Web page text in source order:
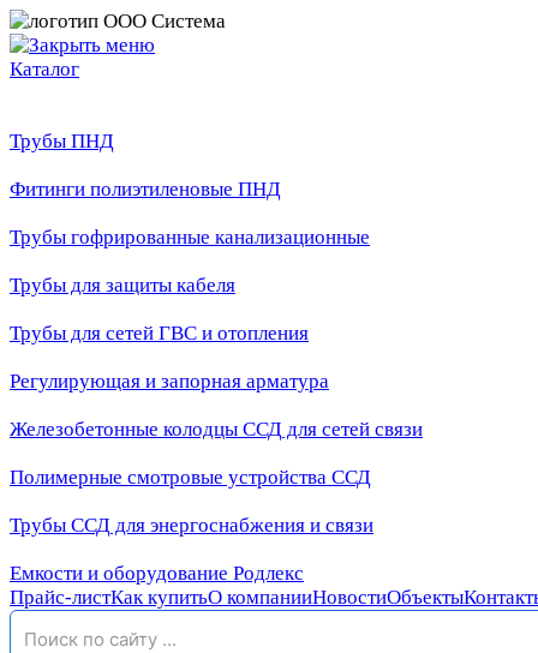
Каталог
Трубы ПНД
Фитинги полиэтиленовые ПНД
Трубы гофрированные канализационные
Трубы для защиты кабеля
Трубы для сетей ГВС и отопления
Регулирующая и запорная арматура
Железобетонные колодцы ССД для сетей связи
Полимерные смотровые устройства ССД
Трубы ССД для энергоснабжения и связи
Емкости и оборудование Родлекс
Прайс-листКак купитьО компанииНовостиОбъекты